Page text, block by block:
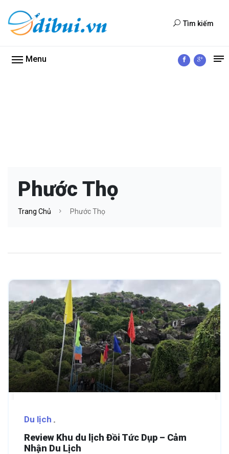
Tìm kiếm
Menu
Phước Thọ
Trang Chủ Phước Thọ
Du lịch
Review Khu du lịch Đồi Tức Dụp – Cảm
Nhận Du Lịch